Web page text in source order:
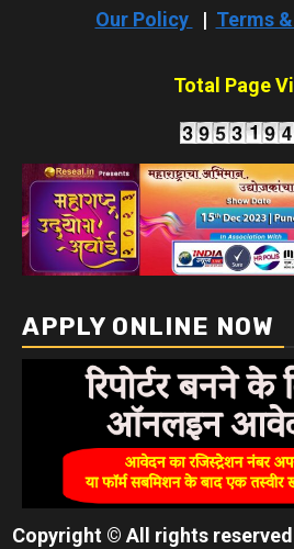
Our Policy
| Terms
Total Page
APPLY ONLINE NOW
Copyright © All rights